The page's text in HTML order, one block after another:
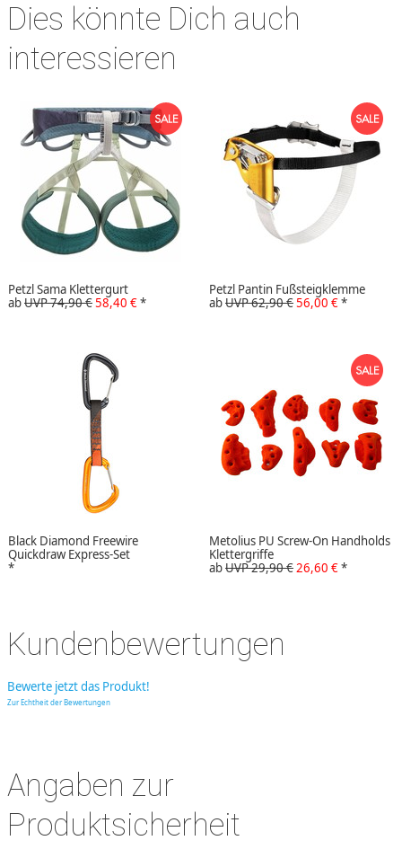
Dies könnte Dich auch
interessieren
Petzl Sama Klettergurt
abUVP 74,90 €58,40 €*
Petzl Pantin Fußsteigklemme
abUVP 62,90 €56,00 €*
Black Diamond Freewire
Quickdraw Express-Set
*
Metolius PU Screw-On Handholds
Klettergriffe
abUVP 29,90 €26,60 €*
Kundenbewertungen
Bewerte jetzt das Produkt!
Zur Echtheit der Bewertungen
Angaben zur
Produktsicherheit